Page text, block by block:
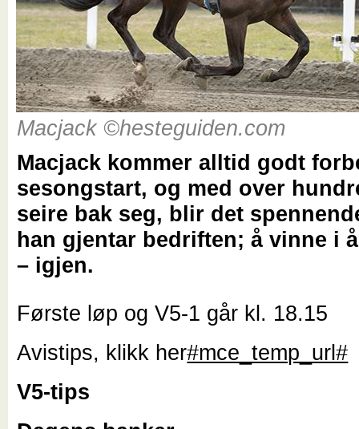
Macjack ©hesteguiden.com
Macjack kommer alltid godt
sesongstart, og med over
seire bak seg, blir det
han gjentar bedriften; å vinne i
– igjen.
Første løp og V5-1 går kl. 18.15
Avistips, klikk her#mce_temp_url#
V5-tips